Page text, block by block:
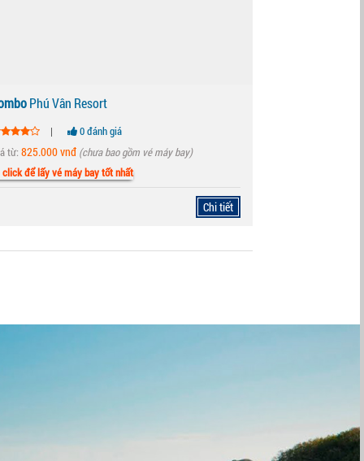
Phú Vân Resort
|
0 đánh giá
từ:825.000 vnđ (chưa bao gồm vé máy bay)
để lấy vé máy bay tốt nhất
Chi tiết